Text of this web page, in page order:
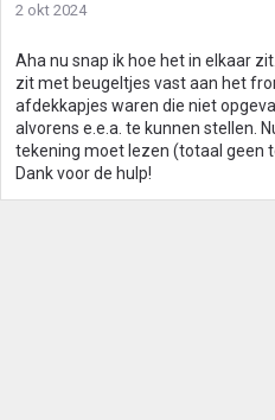
2 okt 2024
Aha nu snap ik hoe het in elkaar
zit met beugeltjes vast aan het
afdekkapjes waren die niet
alvorens e.e.a. te kunnen stellen.
tekening moet lezen (totaal geen
Dank voor de hulp!